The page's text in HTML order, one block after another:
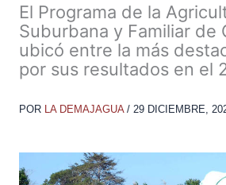
El Programa de la
Suburbana y Familiar de
ubicó entre la más
por sus resultados en el
POR LA DEMAJAGUA / 29 DICIEMBRE,